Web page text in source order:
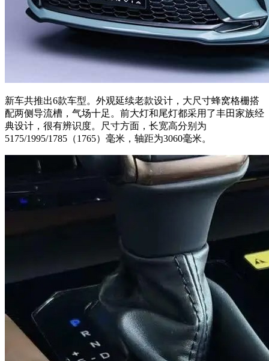
新车共推出6款车型。外观延续老款设计，大尺寸蜂窝格栅搭
配两侧导流槽，气场十足。前大灯和尾灯都采用了丰田家族经
典设计，很有辨识度。尺寸方面，长宽高分别为
5175/1995/1785（1765）毫米，轴距为3060毫米。